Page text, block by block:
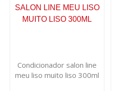
Condicionador salon line
meu liso muito liso 300ml